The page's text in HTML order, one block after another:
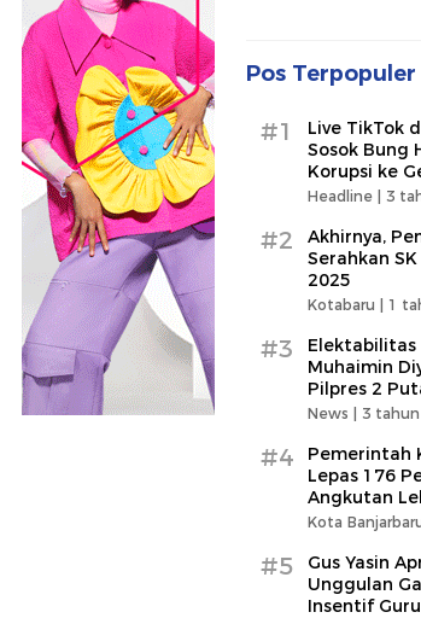
Pos Terpopuler
#1
Live TikTok
Sosok Bung
Korupsi ke
Headline | 3
#2
Akhirnya,
Serahkan
2025
Kotabaru | 1
#3
Elektabilitas
Muhaimin
Pilpres 2
News | 3
#4
Pemerintah
Lepas 176
Angkutan
Kota
#5
Gus Yasin
Unggulan
Insentif